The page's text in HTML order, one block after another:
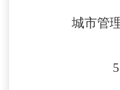
城市管
5